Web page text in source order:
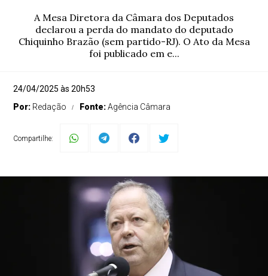
A Mesa Diretora da Câmara dos Deputados
declarou a perda do mandato do deputado
Chiquinho Brazão (sem partido-RJ). O Ato da Mesa
foi publicado em e...
24/04/2025 às 20h53
Por: Redação Fonte:Agência Câmara
Compartilhe: